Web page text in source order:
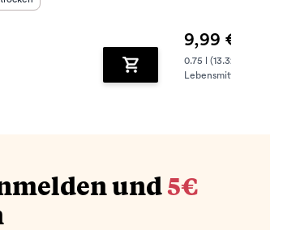
Zum Warenkorb hinzufügen
9,99 €
0.75 l (13.32 € / 1 Liter)
Lebensmittelangaben
und 5€